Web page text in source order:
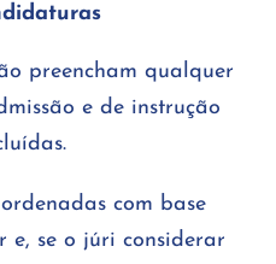
preencham qualquer
e de instrução
com base
e, se o júri considerar